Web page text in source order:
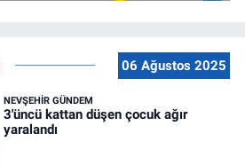
06 Ağustos 2025
NEVŞEHIR GÜNDEM
3'üncü kattan düşen çocuk ağır
yaralandı